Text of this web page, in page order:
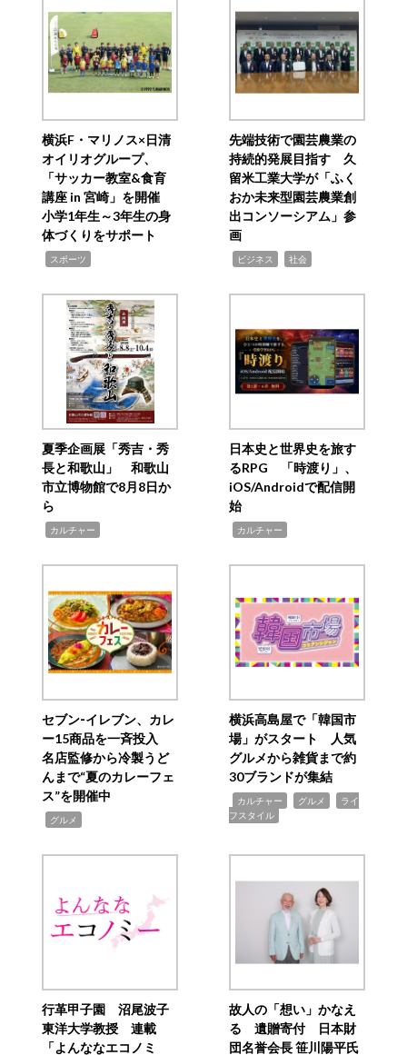
横浜F・マリノス×日清
オイリオグループ、
「サッカー教室&食育
講座 in 宮崎」を開催
小学1年生～3年生の身
体づくりをサポート
スポーツ
先端技術で園芸農業の
持続的発展目指す 久
留米工業大学が「ふく
おか未来型園芸農業創
出コンソーシアム」参
画
ビジネス 社会
夏季企画展「秀吉・秀
長と和歌山」 和歌山
市立博物館で8月8日か
ら
カルチャー
日本史と世界史を旅す
るRPG 「時渡り」、
iOS/Androidで配信開
始
カルチャー
セブン‐イレブン、カレ
ー15商品を一斉投入
名店監修から冷製うど
んまで“夏のカレーフェ
ス”を開催中
グルメ
横浜高島屋で「韓国市
場」がスタート 人気
グルメから雑貨まで約
30ブランドが集結
カルチャー グルメ
ライ
フスタイル
行革甲子園 沼尾波子
東洋大学教授 連載
「よんななエコノミ
故人の「想い」かなえ
る 遺贈寄付 日本財
団名誉会長 笹川陽平氏